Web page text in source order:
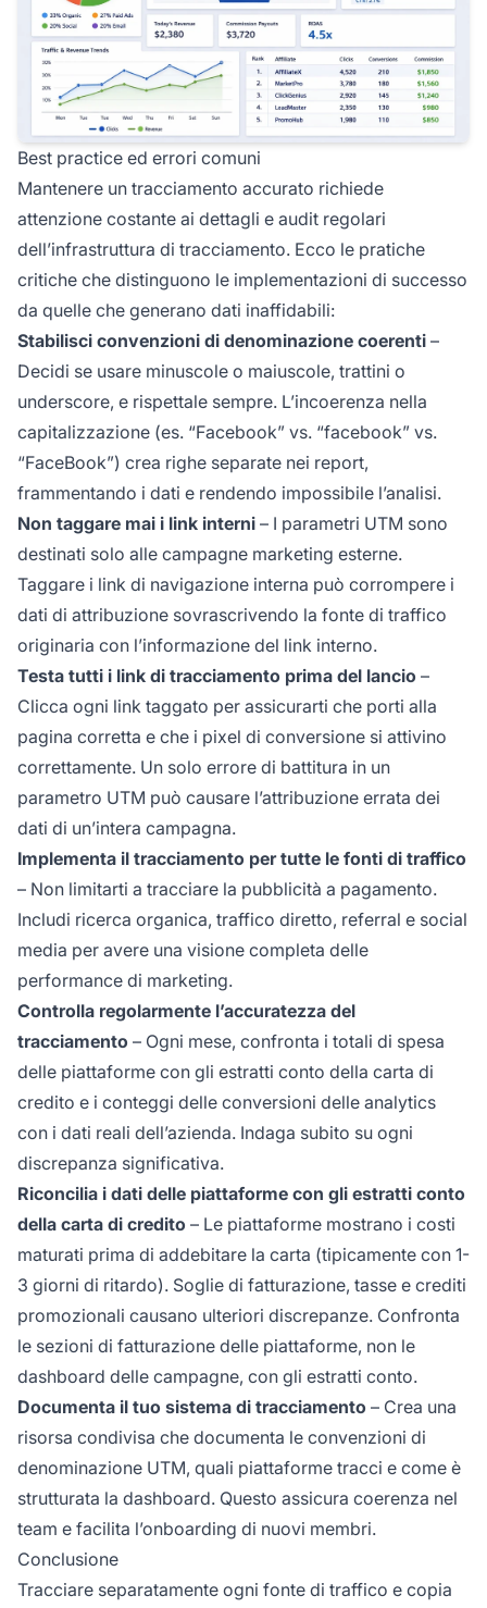
Best practice ed errori comuni
Mantenere un tracciamento accurato richiede
attenzione costante ai dettagli e audit regolari
dell’infrastruttura di tracciamento. Ecco le pratiche
critiche che distinguono le implementazioni di successo
da quelle che generano dati inaffidabili:
Stabilisci convenzioni di denominazione coerenti –
Decidi se usare minuscole o maiuscole, trattini o
underscore, e rispettale sempre. L’incoerenza nella
capitalizzazione (es. “Facebook” vs. “facebook” vs.
“FaceBook”) crea righe separate nei report,
frammentando i dati e rendendo impossibile l’analisi.
Non taggare mai i link interni – I parametri UTM sono
destinati solo alle campagne marketing esterne.
Taggare i link di navigazione interna può corrompere i
dati di attribuzione sovrascrivendo la fonte di traffico
originaria con l’informazione del link interno.
Testa tutti i link di tracciamento prima del lancio –
Clicca ogni link taggato per assicurarti che porti alla
pagina corretta e che i pixel di conversione si attivino
correttamente. Un solo errore di battitura in un
parametro UTM può causare l’attribuzione errata dei
dati di un’intera campagna.
Implementa il tracciamento per tutte le fonti di traffico
– Non limitarti a tracciare la pubblicità a pagamento.
Includi ricerca organica, traffico diretto, referral e social
media per avere una visione completa delle
performance di marketing.
Controlla regolarmente l’accuratezza del
tracciamento – Ogni mese, confronta i totali di spesa
delle piattaforme con gli estratti conto della carta di
credito e i conteggi delle conversioni delle analytics
con i dati reali dell’azienda. Indaga subito su ogni
discrepanza significativa.
Riconcilia i dati delle piattaforme con gli estratti conto
della carta di credito – Le piattaforme mostrano i costi
maturati prima di addebitare la carta (tipicamente con 1-
3 giorni di ritardo). Soglie di fatturazione, tasse e crediti
promozionali causano ulteriori discrepanze. Confronta
le sezioni di fatturazione delle piattaforme, non le
dashboard delle campagne, con gli estratti conto.
Documenta il tuo sistema di tracciamento – Crea una
risorsa condivisa che documenta le convenzioni di
denominazione UTM, quali piattaforme tracci e come è
strutturata la dashboard. Questo assicura coerenza nel
team e facilita l’onboarding di nuovi membri.
Conclusione
Tracciare separatamente ogni fonte di traffico e copia